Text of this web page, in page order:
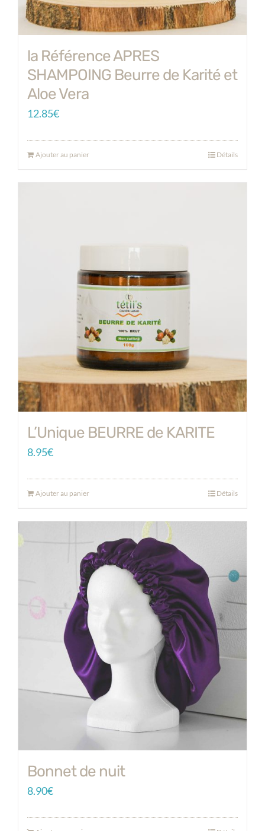
la Référence APRES
SHAMPOING Beurre de Karité et
Aloe Vera
12.85€
Ajouter au panier Détails
L’Unique BEURRE de KARITE
8.95€
Ajouter au panier Détails
Bonnet de nuit
8.90€